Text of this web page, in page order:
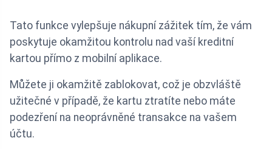
Tato funkce vylepšuje nákupní zážitek tím, že vám
poskytuje okamžitou kontrolu nad vaší kreditní
kartou přímo z mobilní aplikace.
Můžete ji okamžitě zablokovat, což je obzvláště
užitečné v případě, že kartu ztratíte nebo máte
podezření na neoprávněné transakce na vašem
účtu.